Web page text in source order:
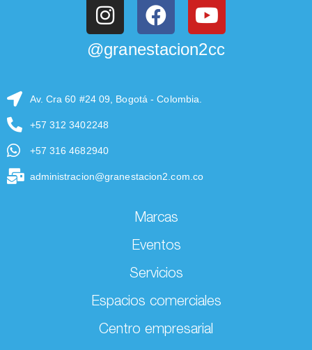
@granestacion2cc
Av. Cra 60 #24 09, Bogotá - Colombia.
+57 312 3402248
+57 316 4682940
administracion@granestacion2.com.co
Marcas
Eventos
Servicios
Espacios comerciales
Centro empresarial